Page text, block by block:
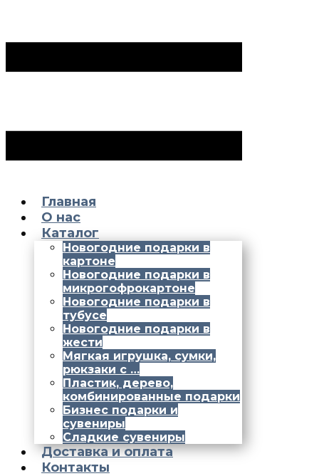
Главная
О нас
Каталог
Новогодние подарки в
картоне
Новогодние подарки в
микрогофрокартоне
Новогодние подарки в
тубусе
Новогодние подарки в
жести
Мягкая игрушка, сумки,
рюкзаки с …
Пластик, дерево,
комбинированные подарки
Бизнес подарки и
сувениры
Сладкие сувениры
Доставка и оплата
Контакты